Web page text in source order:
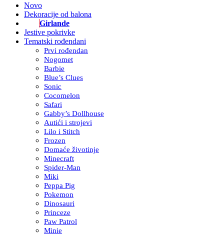
Novo
Dekoracije od balona
Girlande
Jestive pokrivke
Tematski rođendani
Prvi rođendan
Nogomet
Barbie
Blue’s Clues
Sonic
Cocomelon
Safari
Gabby’s Dollhouse
Autići i strojevi
Lilo i Stitch
Frozen
Domaće životinje
Minecraft
Spider-Man
Miki
Peppa Pig
Pokemon
Dinosauri
Princeze
Paw Patrol
Minie